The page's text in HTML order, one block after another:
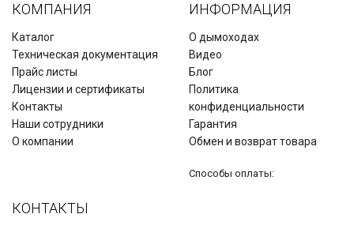
КОМПАНИЯ
Каталог
Техническая документация
Прайс листы
Лицензии и сертификаты
Контакты
Наши сотрудники
О компании
ИНФОРМАЦИЯ
О дымоходах
Видео
Блог
Политика
конфиденциальности
Гарантия
Обмен и возврат товара
Способы оплаты:
КОНТАКТЫ